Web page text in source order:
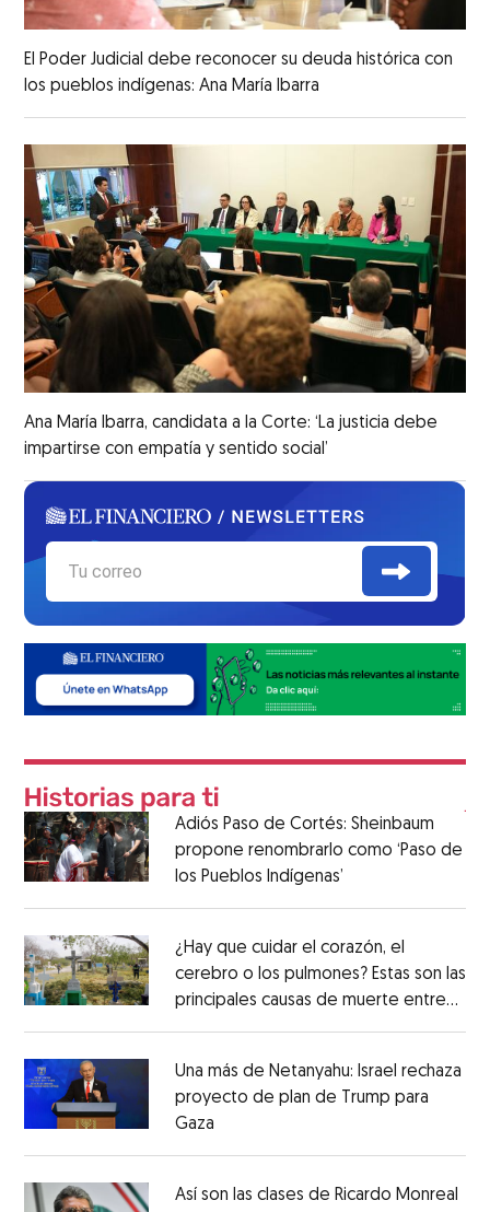
El Poder Judicial debe reconocer su deuda histórica con
los pueblos indígenas: Ana María Ibarra
Ana María Ibarra, candidata a la Corte: ‘La justicia debe
impartirse con empatía y sentido social’
Adiós Paso de Cortés: Sheinbaum
propone renombrarlo como ‘Paso de
los Pueblos Indígenas’
¿Hay que cuidar el corazón, el
cerebro o los pulmones? Estas son las
principales causas de muerte entre
los mexicanos
Una más de Netanyahu: Israel rechaza
proyecto de plan de Trump para
Gaza
Así son las clases de Ricardo Monreal